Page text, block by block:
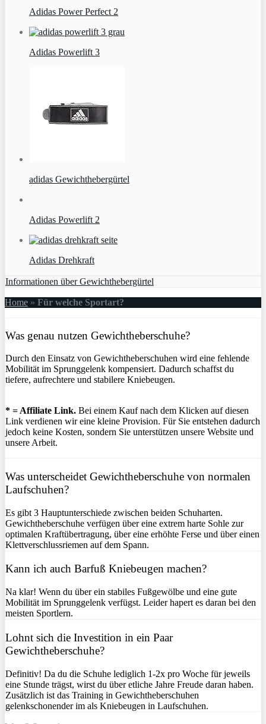
Adidas Power Perfect 2
Adidas Powerlift 3
adidas Gewichthebergürtel
Adidas Powerlift 2
Adidas Drehkraft
Informationen über Gewichthebergürtel
Home » Für welche Sportart?
Was genau nutzen Gewichtheberschuhe?
Durch den Einsatz von Gewichtheberschuhen wird eine fehlende
Mobilität im Sprunggelenk kompensiert. Dadurch schaffst du
tiefere, aufrechtere und stabilere Kniebeugen.
* = Affiliate Link. Bei einem Kauf nach dem Klicken auf diesen
Link verdienen wir eine kleine Provision. Für Sie entstehen dadurch
jedoch keine Kosten, sondern Sie unterstützen unsere Website und
unsere Arbeit.
Was unterscheidet Gewichtheberschuhe von normalen
Laufschuhen?
Es gibt 3 Hauptunterschiede zwischen beiden Schuharten.
Gewichtheberschuhe verfügen über eine extrem harte Sohle zur
optimalen Kraftübertragung, über eine erhöhte Ferse und über einen
Klettverschlussriemen auf dem Spann.
Kann ich auch Barfuß Kniebeugen machen?
Na klar! Wenn du über ein stabiles Fußgewölbe und eine gute
Mobilität im Sprunggelenk verfügst. Leider hapert es daran bei den
meisten Sportlern.
Lohnt sich die Investition in ein Paar
Gewichtheberschuhe?
Definitiv! Da du die Schuhe lediglich 1-2x pro Woche für jeweils
eine Stunde trägst, wirst du über etliche Jahre Freude daran haben.
Zusätzlich ist das Training in Gewichtheberschuhen
gelenkschonender im als Kniebeugen in Laufschuhen.